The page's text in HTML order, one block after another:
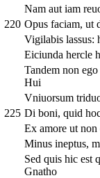
Nam aut iam
220 Opus faciam, ut
Vigilabis lassus:
Eiciunda hercle
Tandem non
Hui
Vniuorsum
225 Di boni, quid
Ex amore ut non
Minus ineptus,
Sed quis hic est
Gnatho